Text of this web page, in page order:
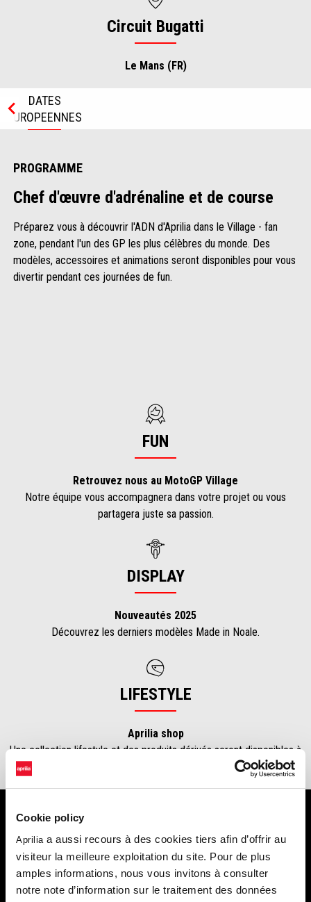
Cookie policy
Aprilia a aussi recours à des cookies tiers afin d’offrir au
visiteur la meilleure exploitation du site. Pour de plus
amples informations, nous vous invitons à consulter
notre note d’information sur le traitement des données
Circuit Bugatti
Le Mans (FR)
DATES
EUROPEENNES
PROGRAMME
Chef d'œuvre d'adrénaline et de course
Préparez vous à découvrir l'ADN d'Aprilia dans le Village - fan
zone, pendant l'un des GP les plus célèbres du monde. Des
modèles, accessoires et animations seront disponibles pour vous
divertir pendant ces journées de fun.
FUN
Retrouvez nous au MotoGP Village
Notre équipe vous accompagnera dans votre projet ou vous
partagera juste sa passion.
DISPLAY
Nouveautés 2025
Découvrez les derniers modèles Made in Noale.
LIFESTYLE
Aprilia shop
Une collection lifestyle et des produits dérivés seront disponibles à